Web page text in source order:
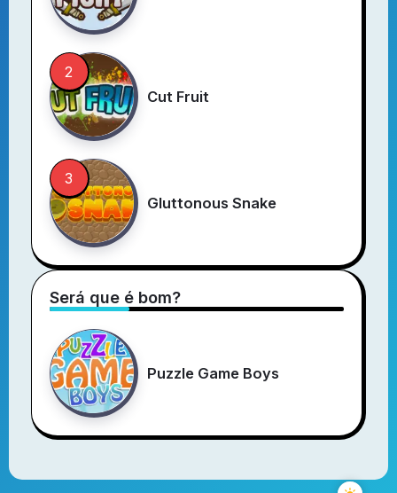
Cut Fruit
Gluttonous Snake
Será que é bom?
Puzzle Game Boys